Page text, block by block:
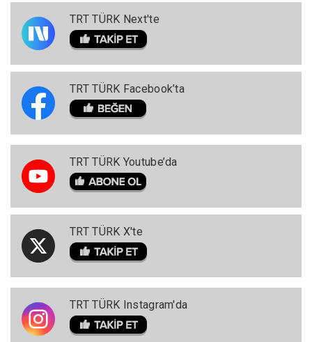
TRT TÜRK Next'te
TRT TÜRK Facebook’ta
TRT TÜRK Youtube’da
TRT TÜRK X'te
TRT TÜRK Instagram'da